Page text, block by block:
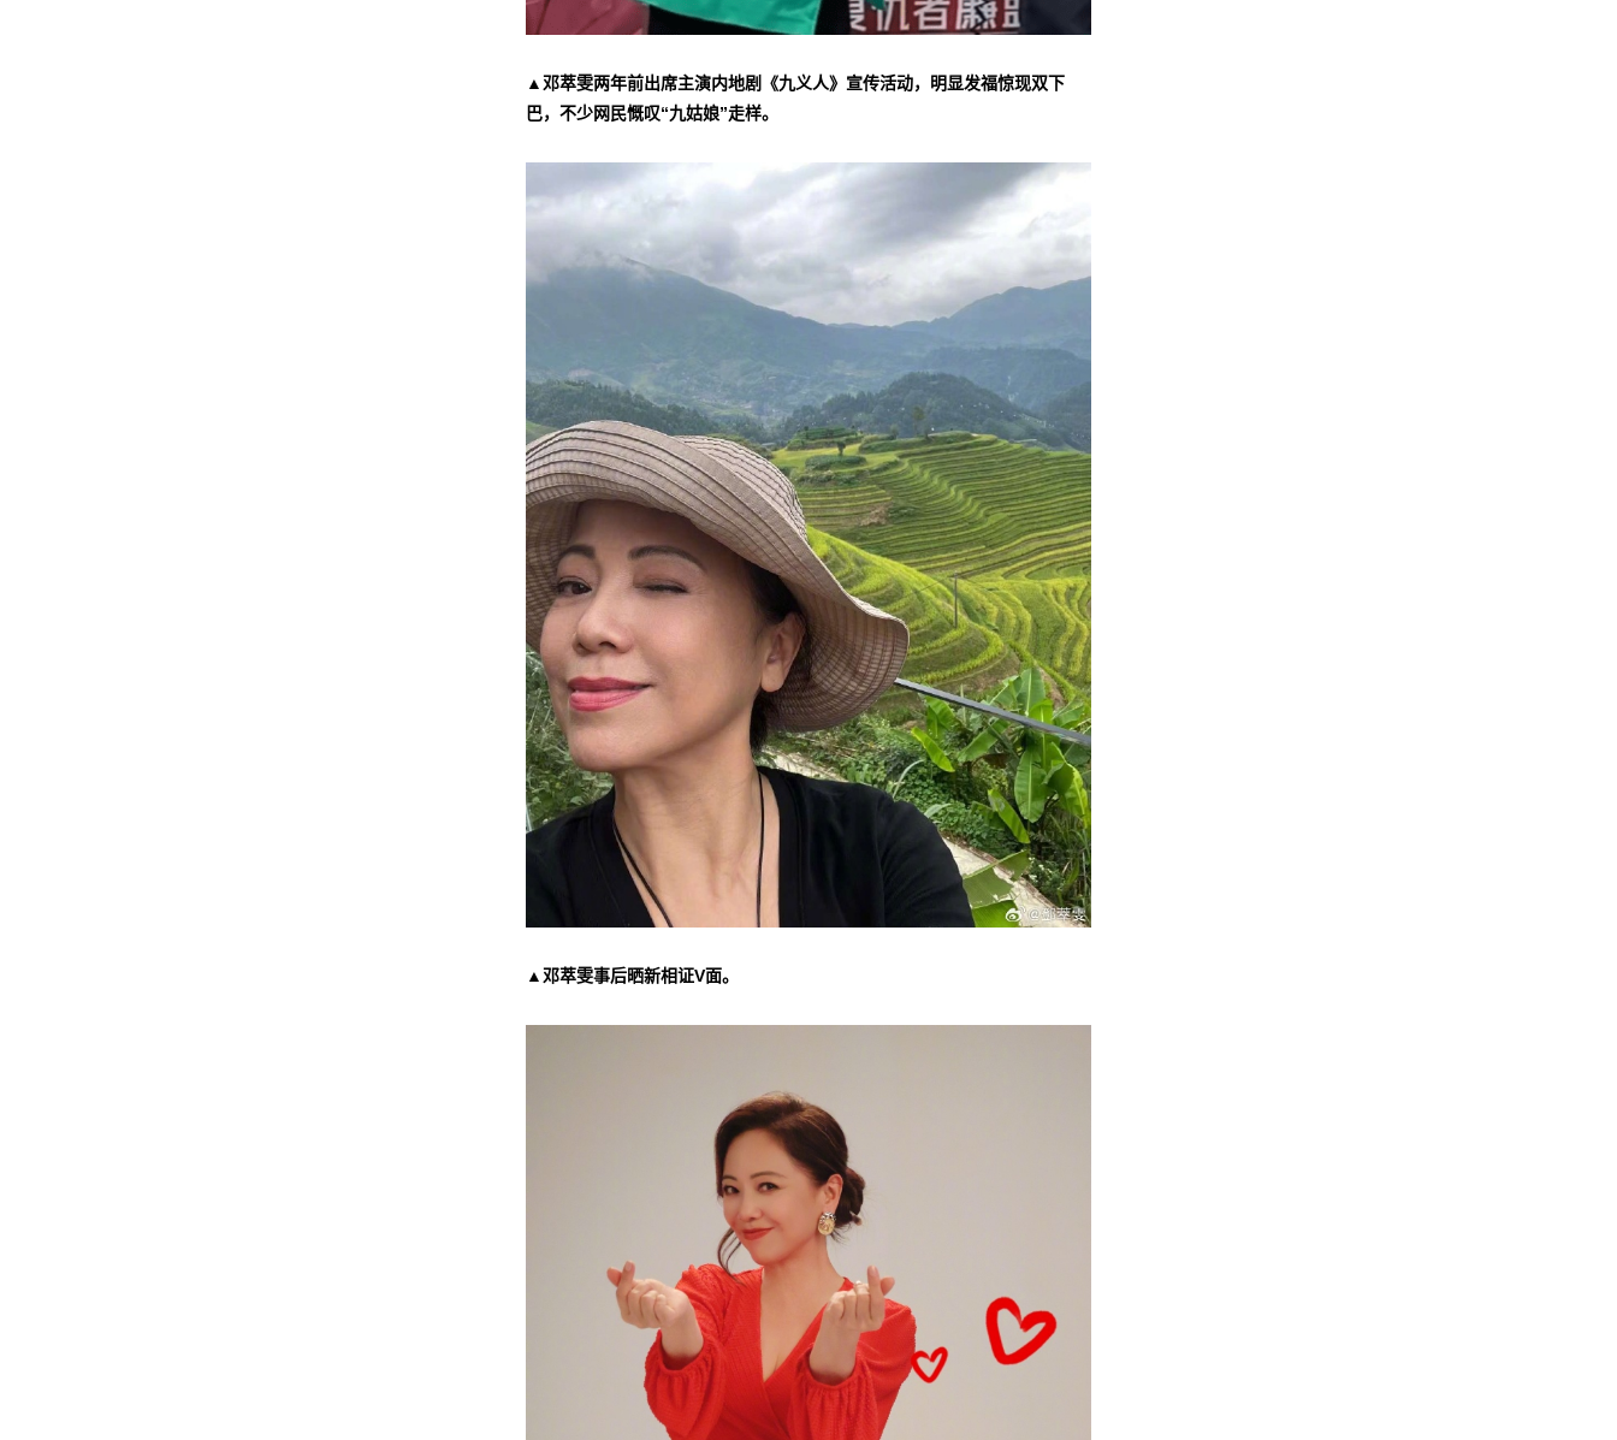
▲邓萃雯两年前出席主演内地剧《九义人》宣传活动，明显发福惊现双下
巴，不少网民慨叹“九姑娘”走样。
▲邓萃雯事后晒新相证V面。